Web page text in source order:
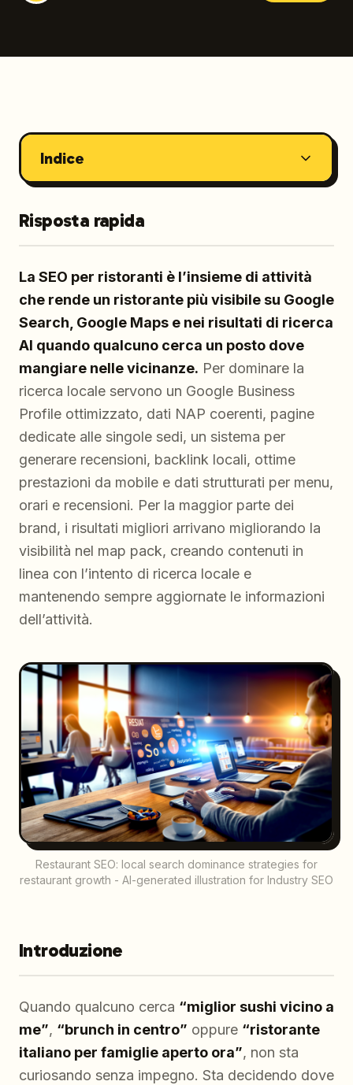
Indice
Risposta rapida
La SEO per ristoranti è l’insieme di attività
che rende un ristorante più visibile su Google
Search, Google Maps e nei risultati di ricerca
AI quando qualcuno cerca un posto dove
mangiare nelle vicinanze. Per dominare la
ricerca locale servono un Google Business
Profile ottimizzato, dati NAP coerenti, pagine
dedicate alle singole sedi, un sistema per
generare recensioni, backlink locali, ottime
prestazioni da mobile e dati strutturati per menu,
orari e recensioni. Per la maggior parte dei
brand, i risultati migliori arrivano migliorando la
visibilità nel map pack, creando contenuti in
linea con l’intento di ricerca locale e
mantenendo sempre aggiornate le informazioni
dell’attività.
Restaurant SEO: local search dominance strategies for
restaurant growth - AI-generated illustration for Industry SEO
Introduzione
Quando qualcuno cerca “miglior sushi vicino a
me”, “brunch in centro” oppure “ristorante
italiano per famiglie aperto ora”, non sta
curiosando senza impegno. Sta decidendo dove